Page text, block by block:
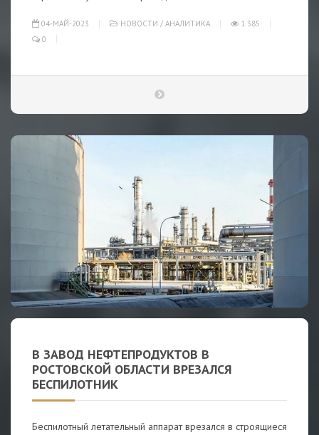
04-МАЙ-2023 НОВОСТИ / АНАЛИТИКА
1 385
0
В ЗАВОД НЕФТЕПРОДУКТОВ В
РОСТОВСКОЙ ОБЛАСТИ ВРЕЗАЛСЯ
БЕСПИЛОТНИК
Беспилотный летательный аппарат врезался в строящиеся